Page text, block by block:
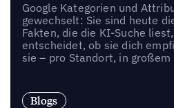
Google Kategorien und
gewechselt: Sie sind heute
Fakten, die die KI-Suche
entscheidet, ob sie dich
sie – pro Standort, in großem
Blogs